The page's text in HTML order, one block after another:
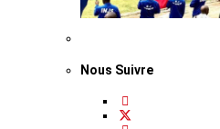
Nous Suivre